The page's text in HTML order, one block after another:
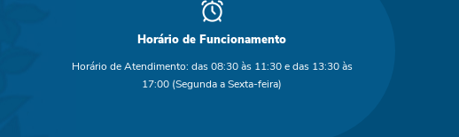
Horário de Funcionamento
Horário de Atendimento: das 08:30 às 11:30 e das 13:30 às
17:00 (Segunda a Sexta-feira)